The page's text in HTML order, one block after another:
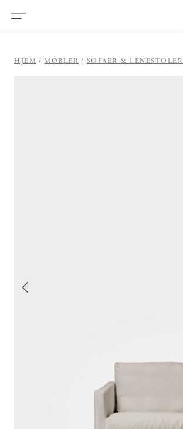
HJEM MØBLER SOFAER & LENESTOLER